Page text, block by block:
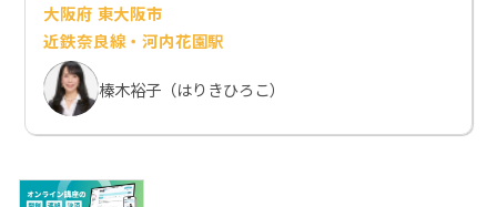
大阪府 東大阪市
近鉄奈良線・河内花園駅
榛木裕子（はりきひろこ）